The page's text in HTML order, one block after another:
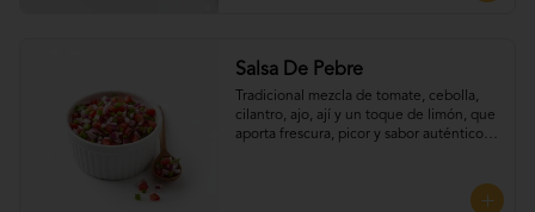
Salsa De Pebre
Tradicional mezcla de tomate, cebolla,
cilantro, ajo, ají y un toque de limón, que
aporta frescura, picor y sabor auténtico